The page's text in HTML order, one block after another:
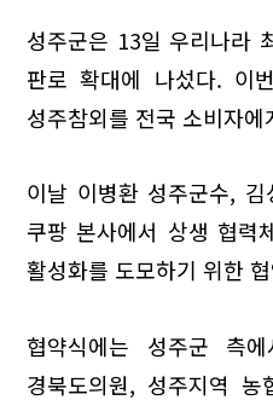
성주군은 13일 우리나라
판로 확대에 나섰다. 이
성주참외를 전국 소비자
이날 이병환 성주군수,
쿠팡 본사에서 상생 협력
활성화를 도모하기 위한
협약식에는 성주군 측
경북도의원, 성주지역